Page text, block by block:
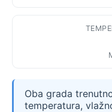
Oba grada
temperatura,